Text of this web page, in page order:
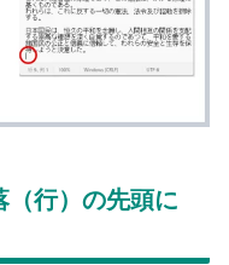
（行）の先頭に